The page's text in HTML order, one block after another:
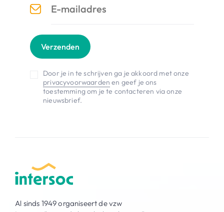
Verzenden
Door je in te schrijven ga je akkoord met onze
privacyvoorwaarden en geef je ons
toestemming om je te contacteren via onze
nieuwsbrief.
Al sinds 1949 organiseert de vzw